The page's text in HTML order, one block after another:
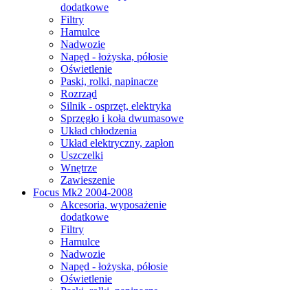
dodatkowe
Filtry
Hamulce
Nadwozie
Napęd - łożyska, półosie
Oświetlenie
Paski, rolki, napinacze
Rozrząd
Silnik - osprzęt, elektryka
Sprzęgło i koła dwumasowe
Układ chłodzenia
Układ elektryczny, zapłon
Uszczelki
Wnętrze
Zawieszenie
Focus Mk2 2004-2008
Akcesoria, wyposażenie
dodatkowe
Filtry
Hamulce
Nadwozie
Napęd - łożyska, półosie
Oświetlenie